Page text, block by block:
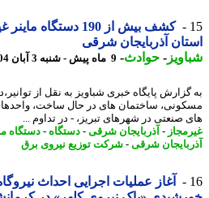
کشف بیش از 190 دستگاه
آذربایجان شرقی
-حوادث -9 ماه پیش - شنبه 3 آبان 1404، 16:32
پایگاه خبری شباویز به نقل از
ساختمان های در حال ساخت، واحدهای
صنعتی در شهرهای تبریز، - در تداوم ...
-آذربایجان شرقی-دستگاه-دستگاه ماینر
شرقی-شرکت توزیع نیروی برق
آغاز عملیات اجرایی احداث نیروگاه